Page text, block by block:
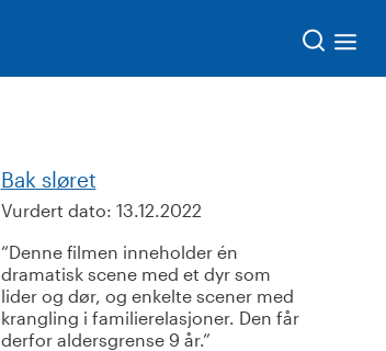
Bak sløret
Vurdert dato: 13.12.2022
Denne filmen inneholder én
dramatisk scene med et dyr som
lider og dør, og enkelte scener med
krangling i familierelasjoner. Den får
derfor aldersgrense 9 år.